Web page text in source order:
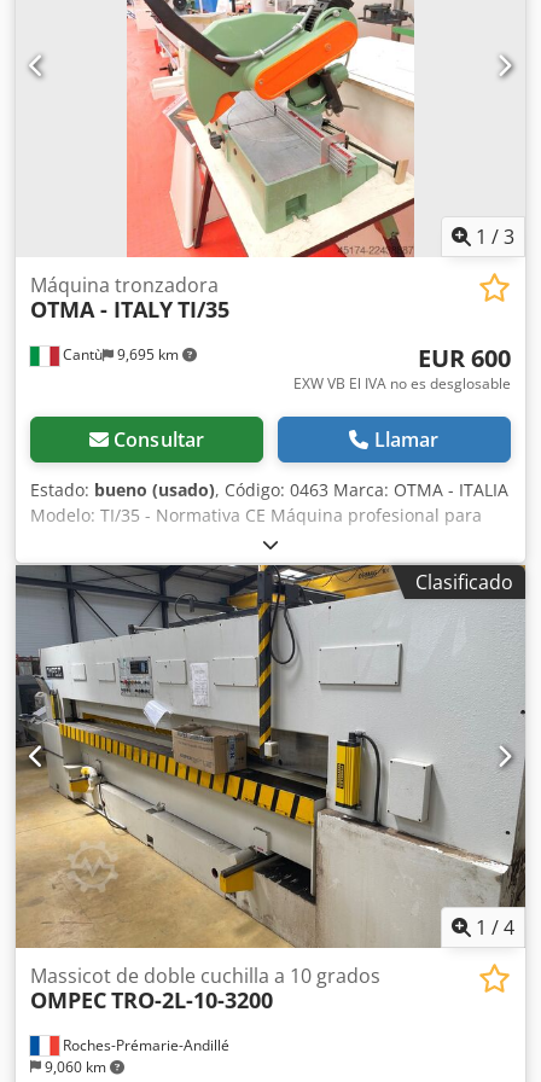
de la sierra: 100 - 150 m/min Elementos de la mesa y del
transporte Número de listones de rodillos: 10 Número de
mesas de aire (2000 x 510 mm): 4 Sistema de extracción
Codpfx Aeznw Tbsliorf Boquilla inferior: 200 mm Boquilla
de extracción superior: 75 mm DETALLES DE LA MÁQUINA
Tensión: 400 V / 50 Hz / 3 fases EQUIPAMIENTO - GVision
XP - Carro de la sierra sin escobillas
1 /3
Cantù 9,695 km
Máquina tronzadora
OTMA - ITALYTI/35
EUR 600
EXW VB El IVA no es desglosable
Consultar Llamar
Estado: bueno (usado), Código: 0463 Marca: OTMA - ITALIA
Modelo: TI/35 - Normativa CE Máquina profesional para
cortar en ángulo madera, aluminio, PVC, plásticos, etc. -
Normativa CE Datos técnicos Diámetro de la hoja mm 350,
orificio 30 Potencia del motor trifásico CV 3 Mesa giratoria
+/- 45 grados Altura de corte mm 120 Diámetro de la boca
de succión mm 70 Cedpfx Aszp E Uielierf Guía de
referencia lateral Dimensiones totales mm 700 x 600 x 600
(alto) Peso kg 40
Clasificado
1 /4
Roches-Prémarie-Andillé
9,060 km
Massicot de doble cuchilla a 10 grados
OMPECTRO-2L-10-3200